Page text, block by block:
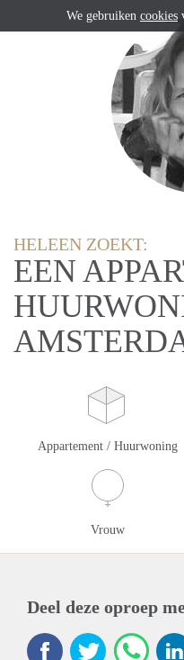
HELEEN ZOEKT:
EEN
Appartement / Huurwoning
Vrouw
Deel deze oproep
We gebruiken cookies